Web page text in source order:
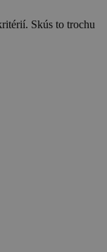
Skús to trochu